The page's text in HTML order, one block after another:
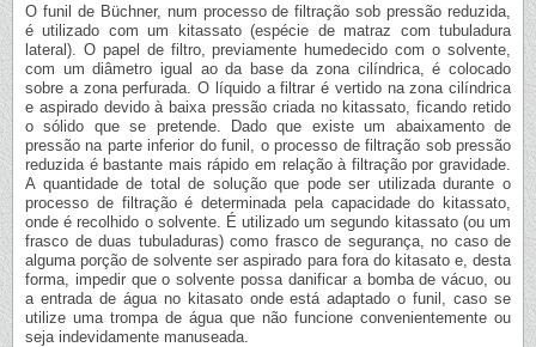
O funil de Büchner, num processo de filtração sob pressão reduzida,
é utilizado com um kitassato (espécie de matraz com tubuladura
lateral). O papel de filtro, previamente humedecido com o solvente,
com um diâmetro igual ao da base da zona cilíndrica, é colocado
sobre a zona perfurada. O líquido a filtrar é vertido na zona cilíndrica
e aspirado devido à baixa pressão criada no kitassato, ficando retido
o sólido que se pretende. Dado que existe um abaixamento de
pressão na parte inferior do funil, o processo de filtração sob pressão
reduzida é bastante mais rápido em relação à filtração por gravidade.
A quantidade de total de solução que pode ser utilizada durante o
processo de filtração é determinada pela capacidade do kitassato,
onde é recolhido o solvente. É utilizado um segundo kitassato (ou um
frasco de duas tubuladuras) como frasco de segurança, no caso de
alguma porção de solvente ser aspirado para fora do kitasato e, desta
forma, impedir que o solvente possa danificar a bomba de vácuo, ou
a entrada de água no kitasato onde está adaptado o funil, caso se
utilize uma trompa de água que não funcione convenientemente ou
seja indevidamente manuseada.